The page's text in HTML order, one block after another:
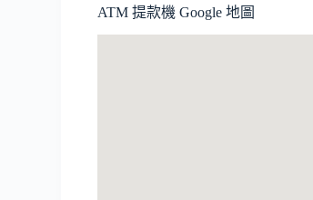
ATM 提款機 Google 地圖